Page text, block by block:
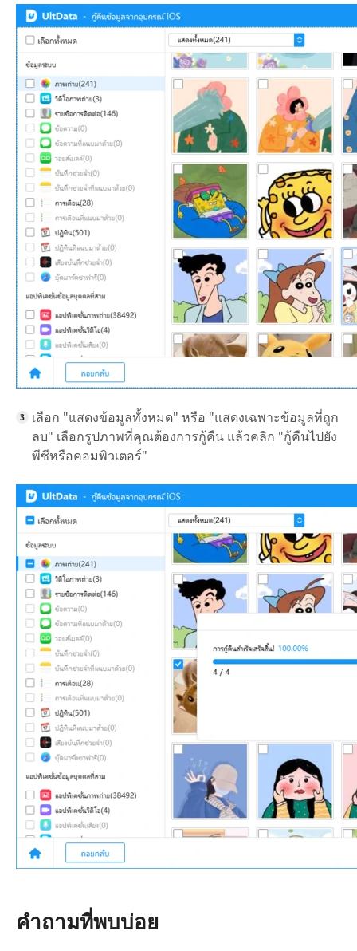
เลือก "แสดงข้อมูลทั้งหมด" หรือ "แสดงเฉพาะข้อมูลที่ถูก
ลบ" เลือกรูปภาพที่คุณต้องการกู้คืน แล้วคลิก "กู้คืนไปยัง
พีซีหรือคอมพิวเตอร์"
คำถามที่พบบ่อย